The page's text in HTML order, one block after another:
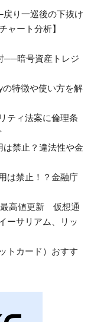
り一巡後の下抜け
ャート分析】
──暗号資産トレジ
特徴や使い方を解
ティ法案に倫理条
は禁止？違法性や金
は禁止！？金融庁
最高値更新 仮想通
ーサリアム、リッ
トカード）おすす